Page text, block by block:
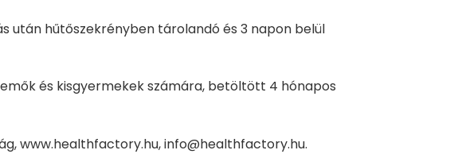
hűtőszekrényben tárolandó és 3 napon belül
és kisgyermekek számára, betöltött 4 hónapos
www.healthfactory.hu, info@healthfactory.hu.